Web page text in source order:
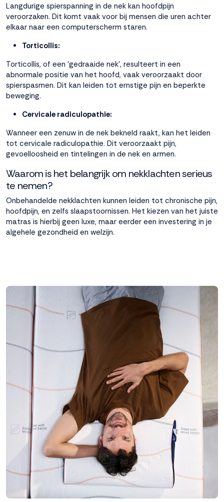
Langdurige spierspanning in de nek kan hoofdpijn
veroorzaken. Dit komt vaak voor bij mensen die uren achter
elkaar naar een computerscherm staren.
Torticollis:
Torticollis, of een 'gedraaide nek', resulteert in een
abnormale positie van het hoofd, vaak veroorzaakt door
spierspasmen. Dit kan leiden tot ernstige pijn en beperkte
beweging.
Cervicale radiculopathie:
Wanneer een zenuw in de nek bekneld raakt, kan het leiden
tot cervicale radiculopathie. Dit veroorzaakt pijn,
gevoelloosheid en tintelingen in de nek en armen.
Waarom is het belangrijk om nekklachten serieus
te nemen?
Onbehandelde nekklachten kunnen leiden tot chronische pijn,
hoofdpijn, en zelfs slaapstoornissen. Het kiezen van het juiste
matras is hierbij geen luxe, maar eerder een investering in je
algehele gezondheid en welzijn.